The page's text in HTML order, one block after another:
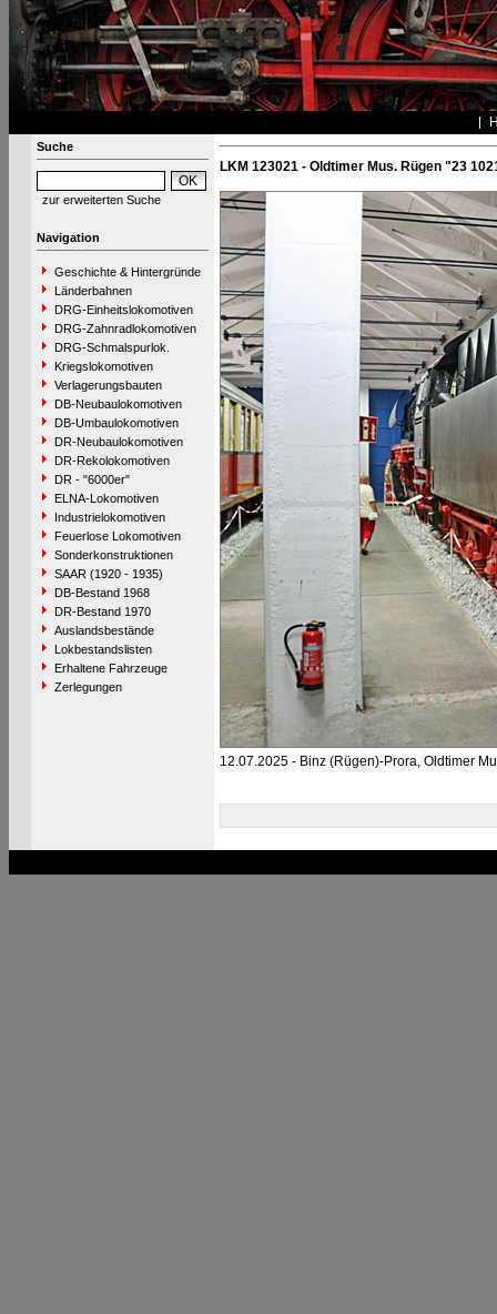
Suche
zur erweiterten Suche
Navigation
Geschichte & Hintergründe
Länderbahnen
DRG-Einheitslokomotiven
DRG-Zahnradlokomotiven
DRG-Schmalspurlok.
Kriegslokomotiven
Verlagerungsbauten
DB-Neubaulokomotiven
DB-Umbaulokomotiven
DR-Neubaulokomotiven
DR-Rekolokomotiven
DR - "6000er"
ELNA-Lokomotiven
Industrielokomotiven
Feuerlose Lokomotiven
Sonderkonstruktionen
SAAR (1920 - 1935)
DB-Bestand 1968
DR-Bestand 1970
Auslandsbestände
Lokbestandslisten
Erhaltene Fahrzeuge
Zerlegungen
LKM 123021 - Oldtimer Mus. Rügen "23
12.07.2025 - Binz (Rügen)-Prora, Oldtimer